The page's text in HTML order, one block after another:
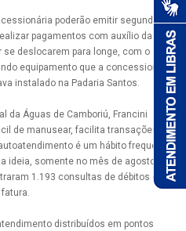
poderão emitir segunda
pagamentos com auxílio da
deslocarem para longe, com o
equipamento que a concessionária
instalado na Padaria Santos.
da Águas de Camboriú, Francini
de manusear, facilita transações e
é um hábito frequente
ideia, somente no mês de agosto os
1.193 consultas de débitos e
distribuídos em pontos